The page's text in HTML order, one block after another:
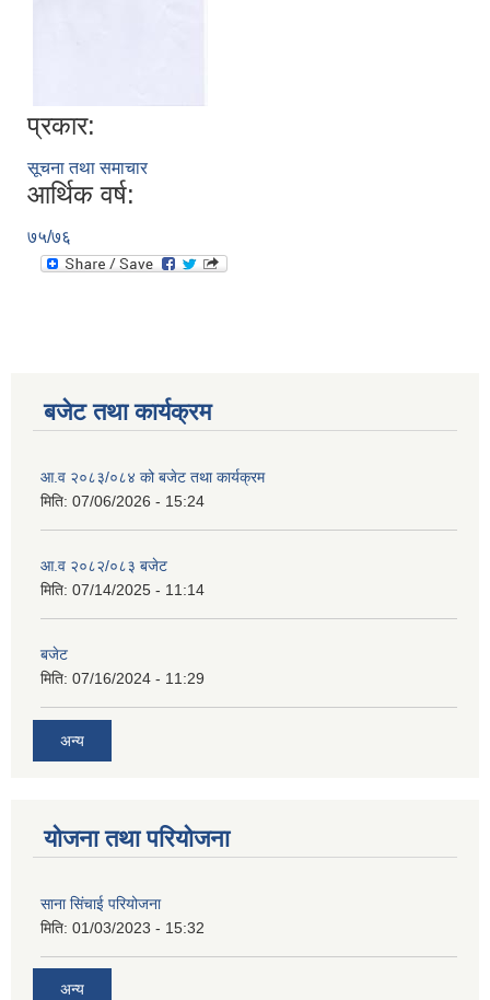
प्रकार:
सूचना तथा समाचार
आर्थिक वर्ष:
७५/७६
बजेट तथा कार्यक्रम
आ.व २०८३/०८४ को बजेट तथा कार्यक्रम
मिति: 07/06/2026 - 15:24
आ.व २०८२/०८३ बजेट
मिति: 07/14/2025 - 11:14
बजेट
मिति: 07/16/2024 - 11:29
अन्य
योजना तथा परियोजना
साना सिंचाई परियोजना
मिति: 01/03/2023 - 15:32
अन्य